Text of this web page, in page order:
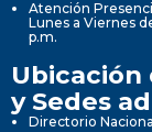
Atención
Lunes a Viernes
p.m.
Ubicación
y Sedes
Directorio Nacional